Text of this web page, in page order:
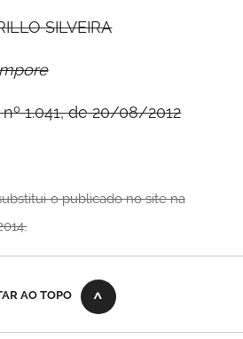
SILVEIRA
nº 1.041, de 20/08/2012
o publicado no site na
AO TOPO